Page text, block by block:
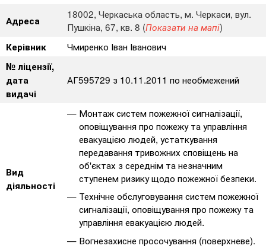
Адреса
18002, Черкаська область, м. Черкаси, вул.
Пушкіна, 67, кв. 8 (Показати на мапі)
Керівник
Чмиренко Іван Іванович
№ ліцензії,
дата
видачі
АГ595729 з 10.11.2011 по необмежений
Вид
діяльності
Монтаж систем пожежної сигналізації,
оповіщування про пожежу та управління
евакуацією людей, устаткування
передавання тривожних сповіщень на
об'єктах з середнім та незначним
ступенем ризику щодо пожежної безпеки.
Технічне обслуговування систем пожежної
сигналізації, оповіщування про пожежу та
управління евакуацією людей.
Вогнезахисне просочування (поверхневе).